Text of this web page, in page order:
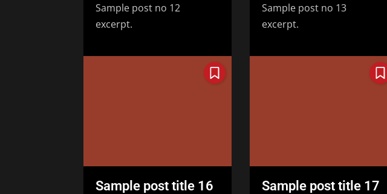
Sample post no 12
excerpt.
Sample post no 13
excerpt.
Sample post title 16 Sample post title 17